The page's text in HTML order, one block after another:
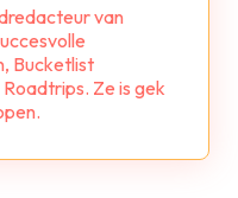
van
Bucketlist
Ze is gek